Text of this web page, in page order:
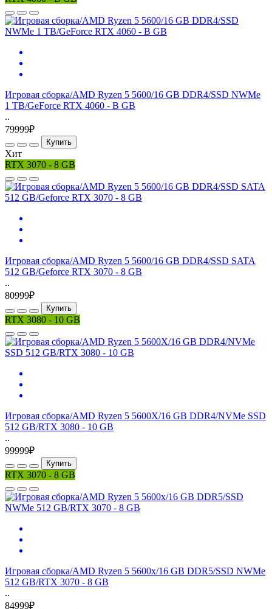
Игровая сборка/AMD Ryzen 5 5600/16 GB DDR4/SSD NWMe
1 TB/GeForce RTX 4060 - B GB
..
79999₽
Купить
Хит
RTX 3070 - 8 GB
Игровая сборка/AMD Ryzen 5 5600/16 GB DDR4/SSD SATA
512 GB/Geforce RTX 3070 - 8 GB
..
80999₽
Купить
RTX 3080 - 10 GB
Игровая сборка/AMD Ryzen 5 5600X/16 GB DDR4/NVMe SSD
512 GB/RTX 3080 - 10 GB
..
99999₽
Купить
RTX 3070 - 8 GB
Игровая сборка/AMD Ryzen 5 5600x/16 GB DDR5/SSD NWMe
512 GB/RTX 3070 - 8 GB
..
84999₽